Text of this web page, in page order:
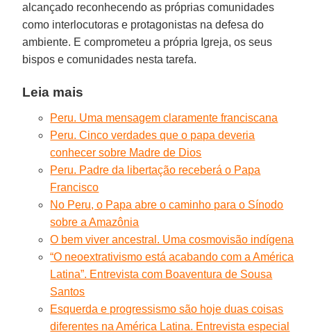
alcançado reconhecendo as próprias comunidades
como interlocutoras e protagonistas na defesa do
ambiente. E comprometeu a própria Igreja, os seus
bispos e comunidades nesta tarefa.
Leia mais
Peru. Uma mensagem claramente franciscana
Peru. Cinco verdades que o papa deveria
conhecer sobre Madre de Dios
Peru. Padre da libertação receberá o Papa
Francisco
No Peru, o Papa abre o caminho para o Sínodo
sobre a Amazônia
O bem viver ancestral. Uma cosmovisão indígena
“O neoextrativismo está acabando com a América
Latina”. Entrevista com Boaventura de Sousa
Santos
Esquerda e progressismo são hoje duas coisas
diferentes na América Latina. Entrevista especial